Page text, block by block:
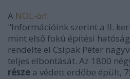
A NOL-on:
"Információink szerint a II.
mint első fokú építési
rendelte el Csipak Péter
teljes elbontását. Az 1800
része a védett erdőbe épült,